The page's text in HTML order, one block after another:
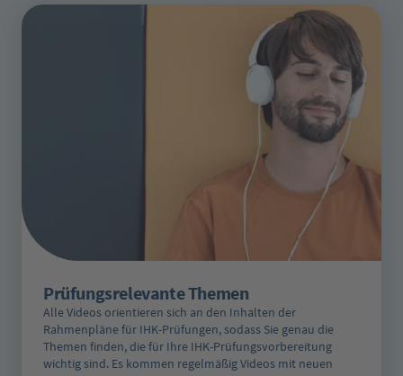
Prüfungsrelevante Themen
Alle Videos orientieren sich an den Inhalten der
Rahmenpläne für IHK-Prüfungen, sodass Sie genau die
Themen finden, die für Ihre IHK-Prüfungsvorbereitung
wichtig sind. Es kommen regelmäßig Videos mit neuen